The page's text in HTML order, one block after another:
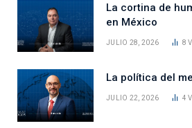
La cortina de
en México
JULIO 28, 2026 8
La política del
JULIO 22, 2026 4